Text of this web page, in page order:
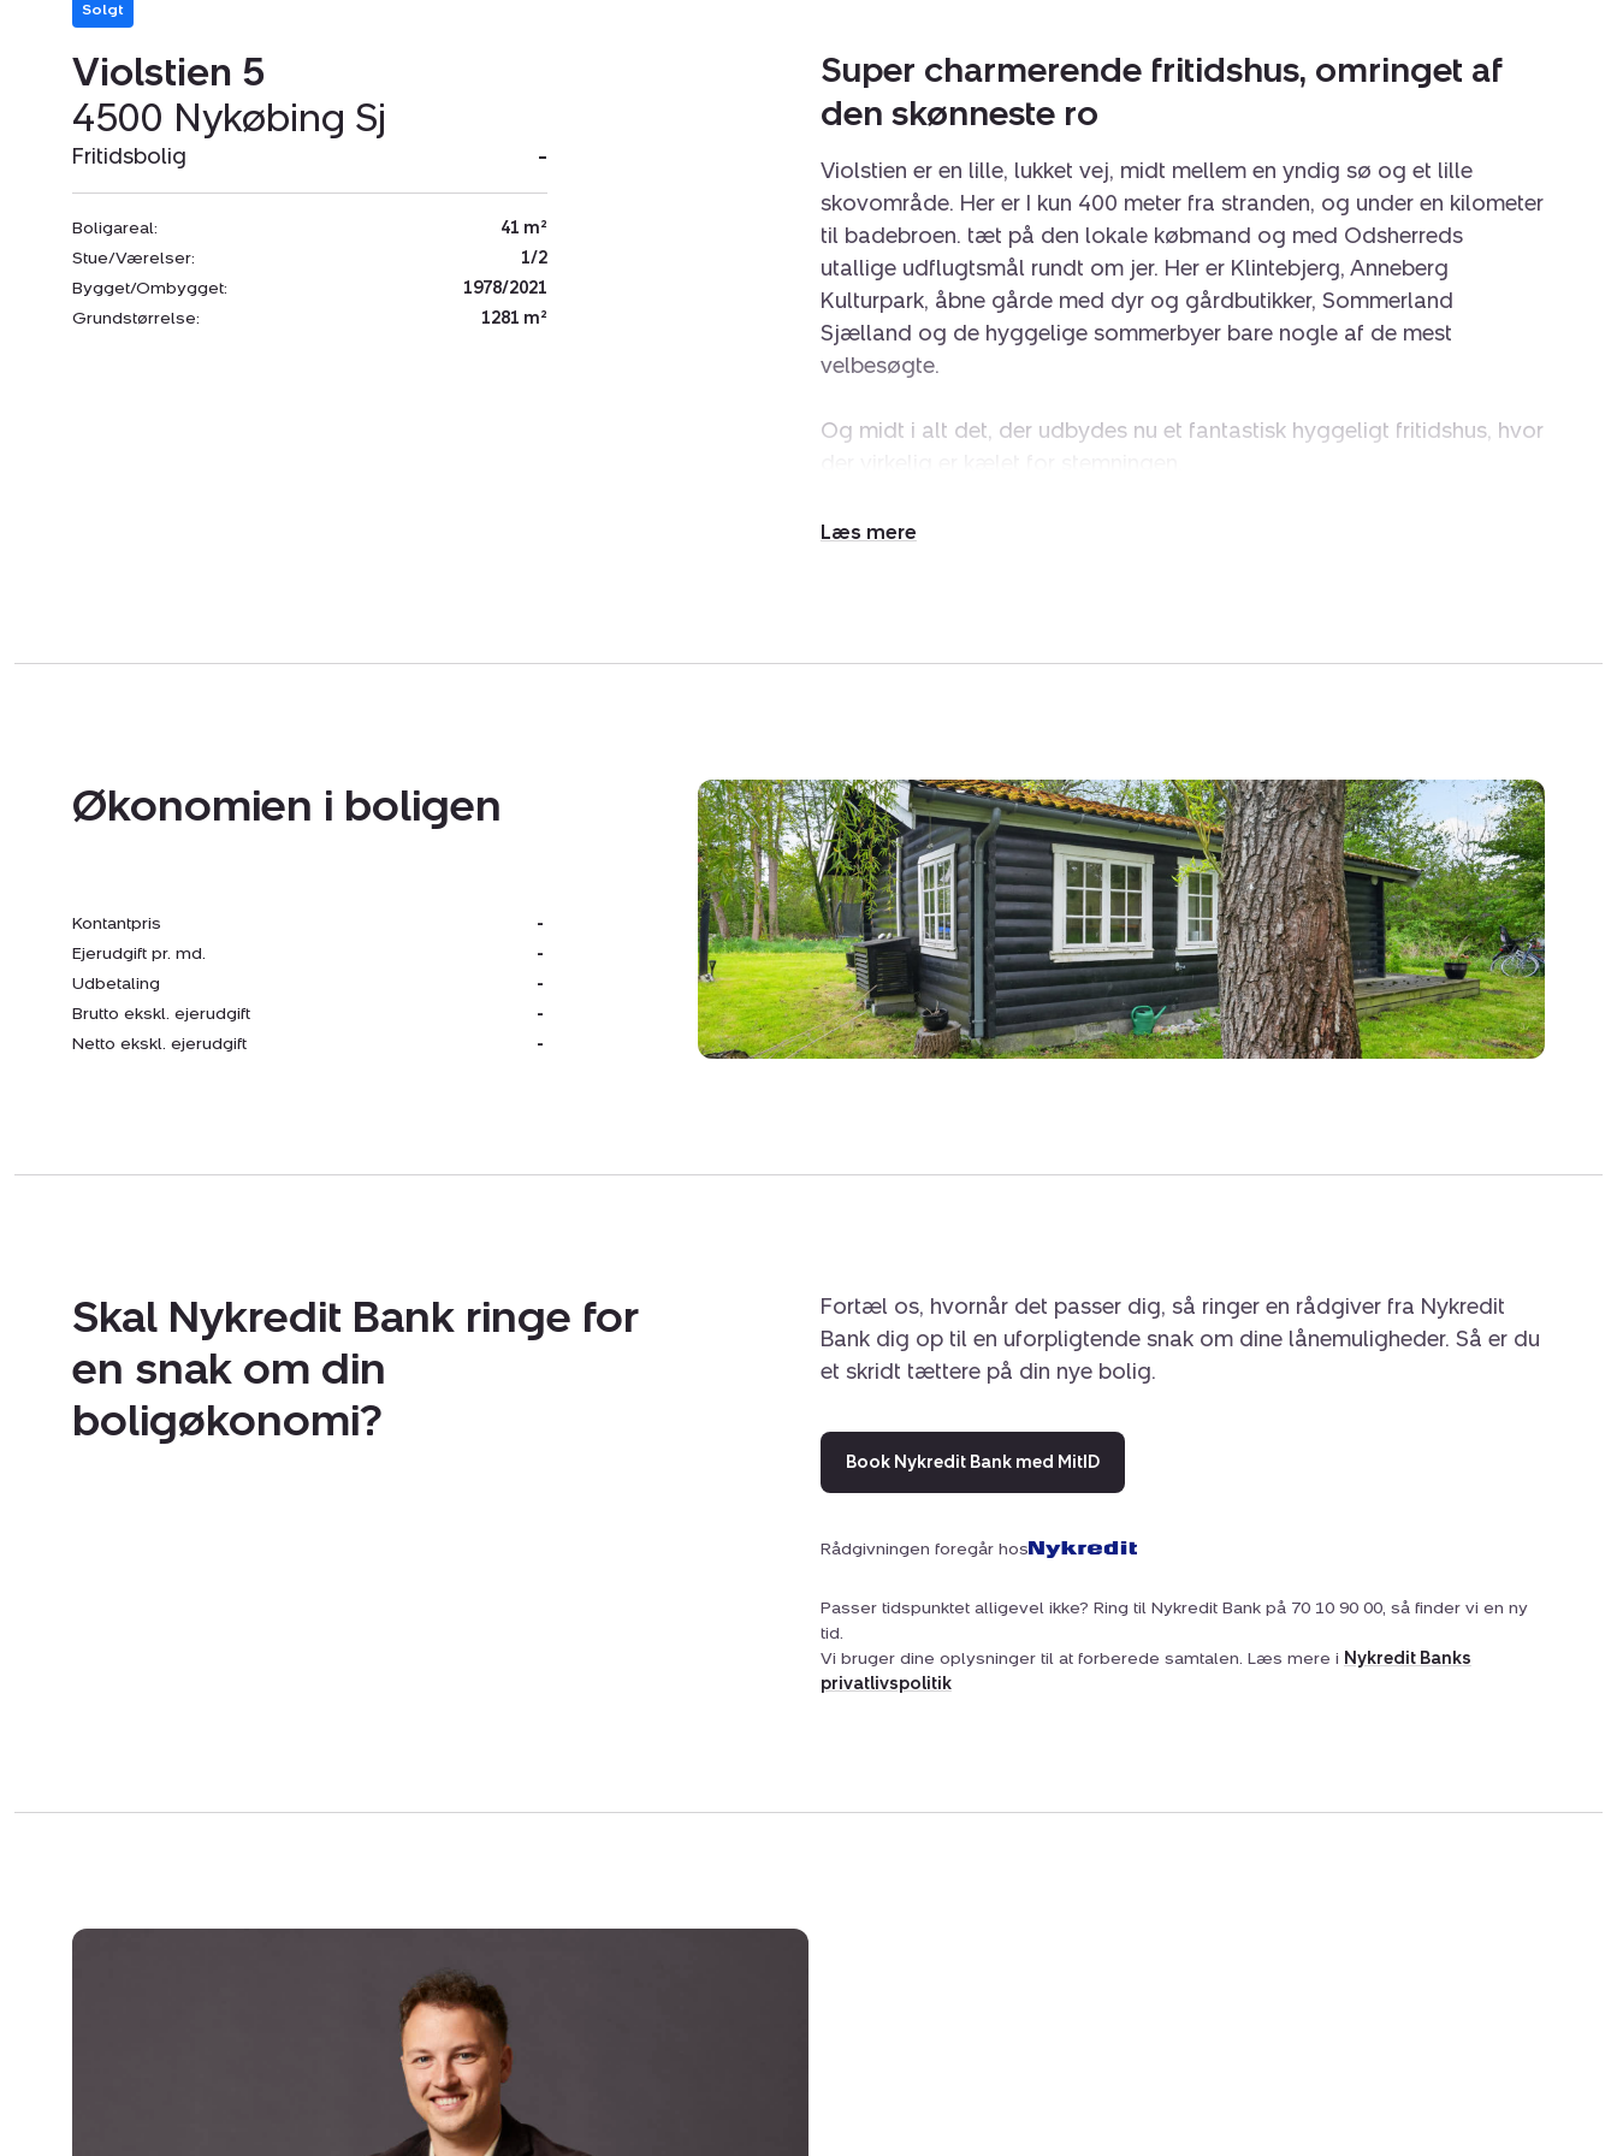
Solgt
Violstien 5
4500 Nykøbing Sj
Fritidsbolig -
Boligareal:
41 m²
Stue/Værelser:
1/2
Bygget/Ombygget:
1978/2021
Grundstørrelse:
1281 m²
Super charmerende fritidshus, omringet af
den skønneste ro
Violstien er en lille, lukket vej, midt mellem en yndig sø og et lille
skovområde. Her er I kun 400 meter fra stranden, og under en kilometer
til badebroen. tæt på den lokale købmand og med Odsherreds
utallige udflugtsmål rundt om jer. Her er Klintebjerg, Anneberg
Kulturpark, åbne gårde med dyr og gårdbutikker, Sommerland
Sjælland og de hyggelige sommerbyer bare nogle af de mest
velbesøgte.
Og midt i alt det, der udbydes nu et fantastisk hyggeligt fritidshus, hvor
På den skønne, fredfyldte grund, som er omkranset af træer, er der
gedigne værelser, en fin entré, badeværelse med brus og et rummeligt
der har åbent til kip, trægulve og sprossevinduer. Her er opdateret og
istandsat med smagfulde løsninger, der i køkkenet gælder flotte
kontraster mellem mørke skabselementer og træ. I stuen fylder to sæt
dobbelte terrassedøre meget af den sydvendte facade. Når de åbnes
op i de varme måneder smelter alrummet sammen med den store
terrasse, som nyder sol hele dagen.
Haven er nem, ugenert og frodig. Her er en fantastisk ro, besøg af
områdets dyr og fugle og både sol fra morgen til aften og mulighed
Økonomien i boligen
Kontantpris
-
Ejerudgift pr. md.
-
Udbetaling
-
Brutto ekskl. ejerudgift
-
Netto ekskl. ejerudgift
-
Skal Nykredit Bank ringe for
en snak om din
boligøkonomi?
Fortæl os, hvornår det passer dig, så ringer en rådgiver fra Nykredit
Bank dig op til en uforpligtende snak om dine lånemuligheder. Så er du
et skridt tættere på din nye bolig.
Book Nykredit Bank med MitID
Rådgivningen foregår hos
Passer tidspunktet alligevel ikke? Ring til Nykredit Bank på 70 10 90 00, så finder vi en ny
tid.
Vi bruger dine oplysninger til at forberede samtalen. Læs mere i Nykredit Banks
privatlivspolitik